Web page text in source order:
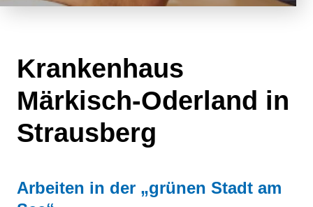
Krankenhaus
Märkisch-Oderland in
Strausberg
Arbeiten in der „grünen Stadt am